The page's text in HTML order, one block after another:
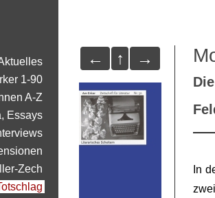
← ↑ →
In
1-90
A-Z
Essays
Zech